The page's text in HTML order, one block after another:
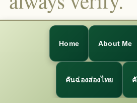
Home About Me
คันฉ่องส่องไทย